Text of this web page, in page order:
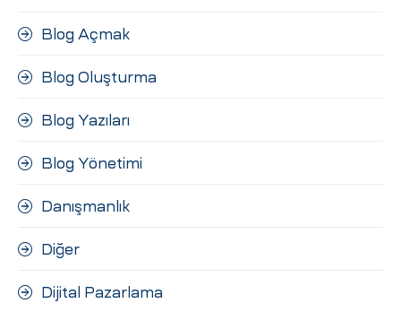
Blog Açmak
Blog Oluşturma
Blog Yazıları
Blog Yönetimi
Danışmanlık
Diğer
Dijital Pazarlama